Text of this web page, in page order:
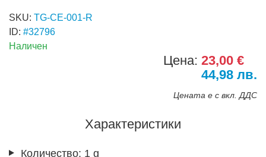
SKU: TG-CE-001-R
ID: #32796
Наличен
Цена: 23,00 €
44,98 лв.
Цената е с вкл. ДДС
Характеристики
Количество: 1 g